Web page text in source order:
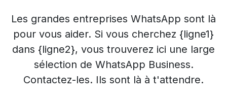
Les grandes entreprises WhatsApp sont là
pour vous aider. Si vous cherchez {ligne1}
dans {ligne2}, vous trouverez ici une large
sélection de WhatsApp Business.
Contactez-les. Ils sont là à t'attendre.